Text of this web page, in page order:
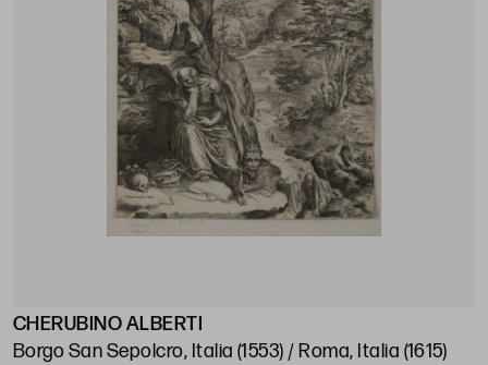
CHERUBINO ALBERTI
Borgo San Sepolcro, Italia (1553) / Roma, Italia (1615)